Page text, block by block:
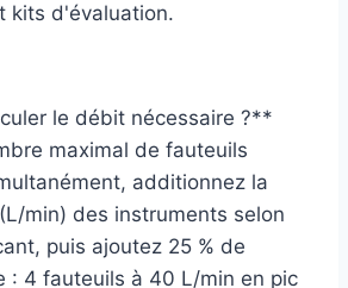
kits d'évaluation.
le débit nécessaire ?**
maximal de fauteuils
additionnez la
min) des instruments selon
puis ajoutez 25 % de
: 4 fauteuils à 40 L/min en pic